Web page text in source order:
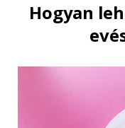
Hogyan